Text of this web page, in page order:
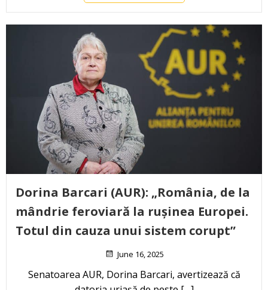
Dorina Barcari (AUR): „România, de la
mândrie feroviară la rușinea Europei.
Totul din cauza unui sistem corupt”
June 16, 2025
Senatoarea AUR, Dorina Barcari, avertizează că